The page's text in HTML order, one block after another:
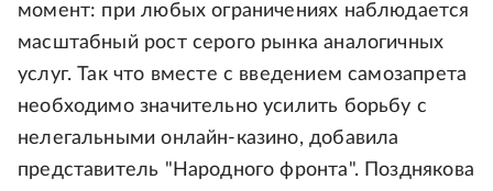
момент: при любых ограничениях наблюдается
масштабный рост серого рынка аналогичных
услуг. Так что вместе с введением самозапрета
необходимо значительно усилить борьбу с
нелегальными онлайн-казино, добавила
представитель "Народного фронта". Позднякова